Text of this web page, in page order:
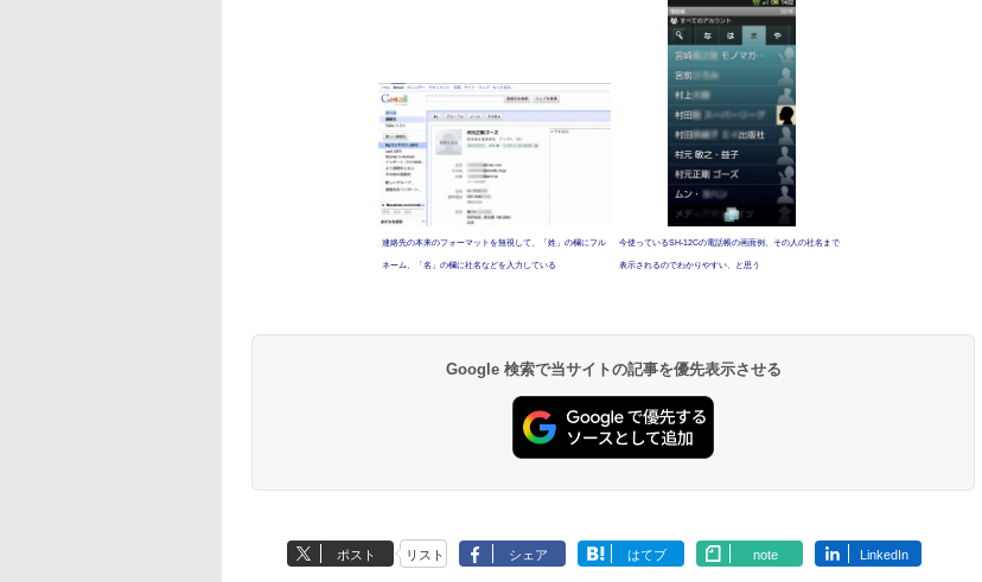
連絡先の本来のフォーマットを無視して、「姓」の欄にフル
ネーム、「名」の欄に社名などを入力している
今使っているSH-12Cの電話帳の画面例。その人の社名まで
表示されるのでわかりやすい、と思う
Google 検索で当サイトの記事を優先表示させる
ポスト リスト シェア はてブ note LinkedIn